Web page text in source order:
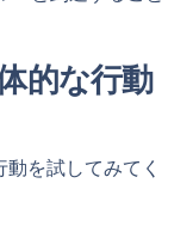
的な行動
を試してみてく